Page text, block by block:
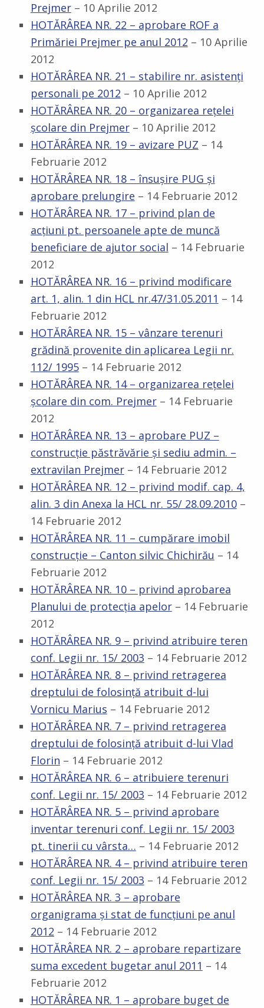
Prejmer– 10 Aprilie 2012
HOTĂRÂREA NR. 22 – aprobare ROF a
Primăriei Prejmer pe anul 2012 – 10 Aprilie
2012
HOTĂRÂREA NR. 21 – stabilire nr. asistenţi
personali pe 2012 – 10 Aprilie 2012
HOTĂRÂREA NR. 20 – organizarea reţelei
şcolare din Prejmer– 10 Aprilie 2012
HOTĂRÂREA NR. 19 – avizare PUZ – 14
Februarie 2012
HOTĂRÂREA NR. 18 – însuşire PUG şi
aprobare prelungire – 14 Februarie 2012
HOTĂRÂREA NR. 17 – privind plan de
acţiuni pt. persoanele apte de muncă
beneficiare de ajutor social – 14 Februarie
2012
HOTĂRÂREA NR. 16 – privind modificare
art. 1, alin. 1 din HCL nr.47/31.05.2011 – 14
Februarie 2012
HOTĂRÂREA NR. 15 – vânzare terenuri
grădină provenite din aplicarea Legii nr.
112/ 1995– 14 Februarie 2012
HOTĂRÂREA NR. 14 – organizarea reţelei
şcolare din com. Prejmer– 14 Februarie
2012
HOTĂRÂREA NR. 13 – aprobare PUZ –
construcţie păstrăvărie şi sediu admin. –
extravilan Prejmer– 14 Februarie 2012
HOTĂRÂREA NR. 12 – privind modif. cap. 4,
alin. 3 din Anexa la HCL nr. 55/ 28.09.2010–
14 Februarie 2012
HOTĂRÂREA NR. 11 – cumpărare imobil
construcţie – Canton silvic Chichirău – 14
Februarie 2012
HOTĂRÂREA NR. 10 – privind aprobarea
Planului de protecţia apelor– 14 Februarie
2012
HOTĂRÂREA NR. 9 – privind atribuire teren
conf. Legii nr. 15/ 2003 – 14 Februarie 2012
HOTĂRÂREA NR. 8 – privind retragerea
dreptului de folosinţă atribuit d-lui
Vornicu Marius – 14 Februarie 2012
HOTĂRÂREA NR. 7 – privind retragerea
dreptului de folosinţă atribuit d-lui Vlad
Florin – 14 Februarie 2012
HOTĂRÂREA NR. 6 – atribuiere terenuri
conf. Legii nr. 15/ 2003 – 14 Februarie 2012
HOTĂRÂREA NR. 5 – privind aprobare
inventar terenuri conf. Legii nr. 15/ 2003
pt. tinerii cu vârsta… – 14 Februarie 2012
HOTĂRÂREA NR. 4 – privind atribuire teren
conf. Legii nr. 15/ 2003 – 14 Februarie 2012
HOTĂRÂREA NR. 3 – aprobare
organigrama şi stat de funcţiuni pe anul
2012 – 14 Februarie 2012
HOTĂRÂREA NR. 2 – aprobare repartizare
suma excedent bugetar anul 2011 – 14
Februarie 2012
HOTĂRÂREA NR. 1 – aprobare buget de